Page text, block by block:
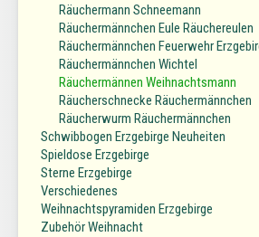
Räuchermann Schneemann
Räuchermännchen Eule Räuchereulen
Räuchermännchen Feuerwehr
Räuchermännchen Wichtel
Räuchermännen Weihnachtsmann
Räucherschnecke Räuchermännchen
Räucherwurm Räuchermännchen
Schwibbogen Erzgebirge Neuheiten
Spieldose Erzgebirge
Sterne Erzgebirge
Verschiedenes
Weihnachtspyramiden Erzgebirge
Zubehör Weihnacht